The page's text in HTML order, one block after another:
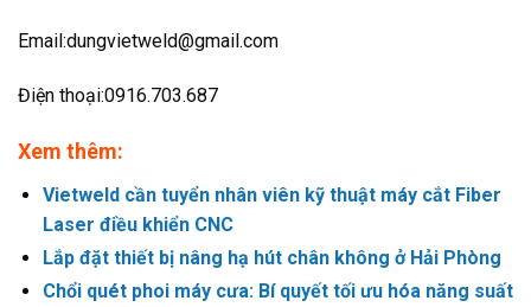
Email:dungvietweld@gmail.com
Điện thoại:0916.703.687
Xem thêm:
Vietweld cần tuyển nhân viên kỹ thuật máy cắt Fiber
Laser điều khiển CNC
Lắp đặt thiết bị nâng hạ hút chân không ở Hải Phòng
Chổi quét phoi máy cưa: Bí quyết tối ưu hóa năng suất